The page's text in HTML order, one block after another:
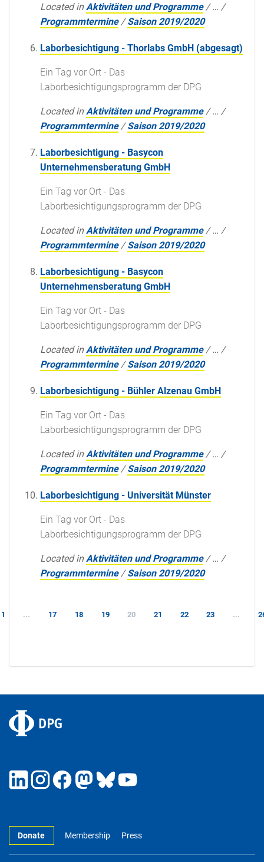
Located in Aktivitäten und Programme /… /
Programmtermine /Saison 2019/2020
Laborbesichtigung - Thorlabs GmbH (abgesagt)
Ein Tag vor Ort - Das
Laborbesichtigungsprogramm der DPG
Located in Aktivitäten und Programme /… /
Programmtermine /Saison 2019/2020
Laborbesichtigung - Basycon
Unternehmensberatung GmbH
Ein Tag vor Ort - Das
Laborbesichtigungsprogramm der DPG
Located in Aktivitäten und Programme /… /
Programmtermine /Saison 2019/2020
Laborbesichtigung - Basycon
Unternehmensberatung GmbH
Ein Tag vor Ort - Das
Laborbesichtigungsprogramm der DPG
Located in Aktivitäten und Programme /… /
Programmtermine /Saison 2019/2020
Laborbesichtigung - Bühler Alzenau GmbH
Ein Tag vor Ort - Das
Laborbesichtigungsprogramm der DPG
Located in Aktivitäten und Programme /… /
Programmtermine /Saison 2019/2020
Laborbesichtigung - Universität Münster
Ein Tag vor Ort - Das
Laborbesichtigungsprogramm der DPG
Located in Aktivitäten und Programme /… /
Programmtermine /Saison 2019/2020
1 ... 17 18 19 20 21 22 23 ...
Donate Membership Press